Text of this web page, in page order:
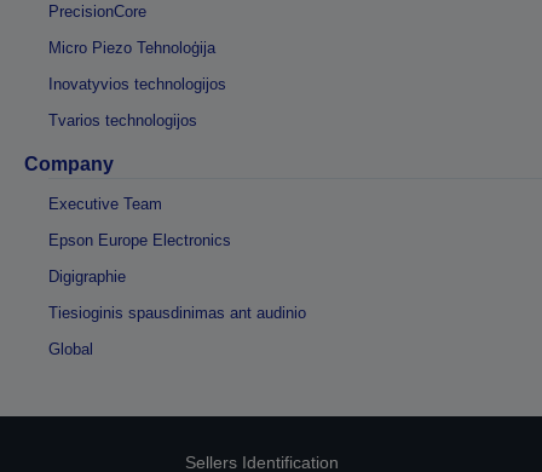
PrecisionCore
Micro Piezo Tehnoloģija
Inovatyvios technologijos
Tvarios technologijos
Company
Executive Team
Epson Europe Electronics
Digigraphie
Tiesioginis spausdinimas ant audinio
Global
Sellers Identification